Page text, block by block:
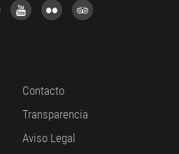
Contacto
Transparencia
Aviso Legal